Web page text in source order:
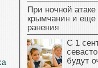
При ночной
крымчанин и еще
ранения
С 1
будут